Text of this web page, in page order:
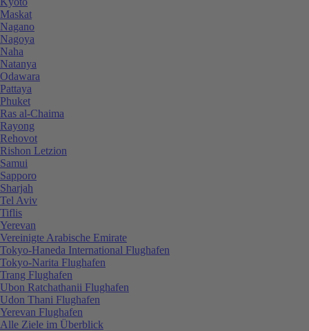
Maskat
Nagano
Nagoya
Naha
Natanya
Odawara
Pattaya
Phuket
Ras al-Chaima
Rayong
Rehovot
Rishon Letzion
Samui
Sapporo
Sharjah
Tel Aviv
Tiflis
Yerevan
Vereinigte Arabische Emirate
Tokyo-Haneda International Flughafen
Tokyo-Narita Flughafen
Trang Flughafen
Ubon Ratchathanii Flughafen
Udon Thani Flughafen
Yerevan Flughafen
Alle Ziele im Überblick